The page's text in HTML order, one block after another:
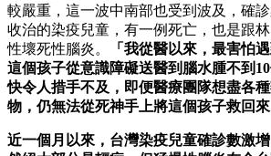
較嚴重，這一波中南部也受到波及，確
收治的染疫兒童，有一例死亡，也是跟
性壞死性腦炎。
「我從醫以來，最害怕
這個孩子從意識障礙送醫到腦水腫不到
快令人措手不及，即便醫療團隊想盡各
物，仍無法從死神手上將這個孩子救回來
近一個月以來，台灣染疫兒童確診數激